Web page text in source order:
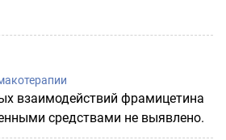
взаимодействий фрамицетина
средствами не выявлено.